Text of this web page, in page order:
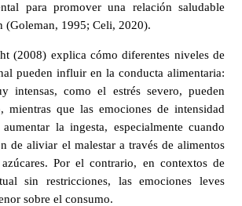
para promover una relación saludable
(Goleman, 1995; Celi, 2020).
(2008) explica cómo diferentes niveles de
pueden influir en la conducta alimentaria:
intensas, como el estrés severo, pueden
mientras que las emociones de intensidad
la ingesta, especialmente cuando
de aliviar el malestar a través de alimentos
Por el contrario, en contextos de
sin restricciones, las emociones leves
sobre el consumo.